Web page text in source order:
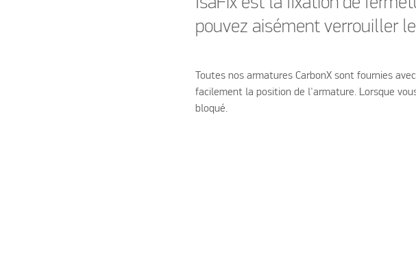
pouvez aisément verrouiller
Toutes nos armatures CarbonX sont fournies
facilement la position de l'armature. Lorsque
bloqué.